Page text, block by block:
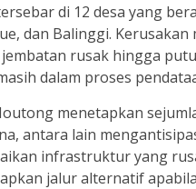
di 12 desa yang
dan Balinggi.
rusak hingga
dalam proses
menetapkan
antara lain
infrastruktur yang
jalur alternatif